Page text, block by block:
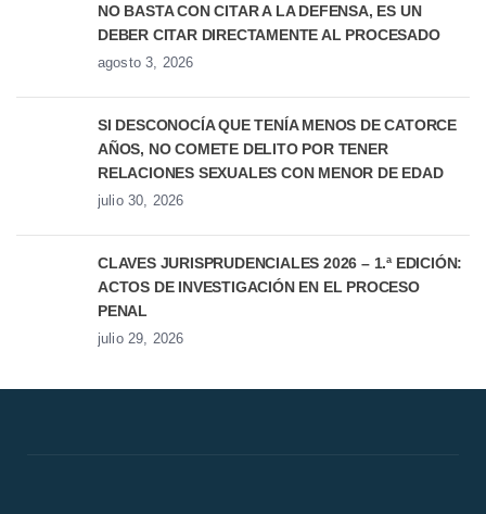
NO BASTA CON CITAR A LA DEFENSA, ES UN
DEBER CITAR DIRECTAMENTE AL PROCESADO
agosto 3, 2026
SI DESCONOCÍA QUE TENÍA MENOS DE CATORCE
AÑOS, NO COMETE DELITO POR TENER
RELACIONES SEXUALES CON MENOR DE EDAD
julio 30, 2026
CLAVES JURISPRUDENCIALES 2026 – 1.ª EDICIÓN:
ACTOS DE INVESTIGACIÓN EN EL PROCESO
PENAL
julio 29, 2026